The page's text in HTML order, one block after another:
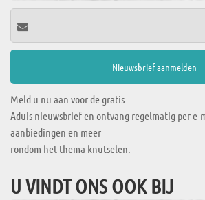
Meld u nu aan voor de gratis
Aduis nieuwsbrief en ontvang regelmatig per e-
aanbiedingen en meer
rondom het thema knutselen.
U VINDT ONS OOK BIJ